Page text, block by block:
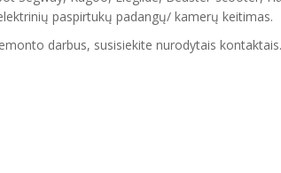
paspirtukų padangų/ kamerų keitimas.
darbus, susisiekite nurodytais kontaktais.